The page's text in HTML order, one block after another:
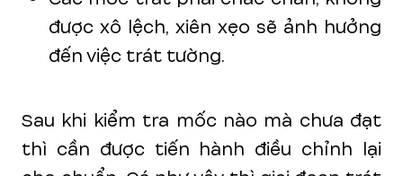
được xô lệch, xiên xẹo sẽ ảnh hưởng
đến việc trát tường.
Sau khi kiểm tra mốc nào mà chưa đạt
thì cần được tiến hành điều chỉnh lại